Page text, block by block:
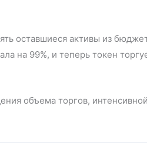
оставшиеся активы из
на 99%, и теперь токен
объема торгов,